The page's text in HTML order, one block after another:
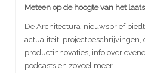
Meteen op de hoogte van het
De Architectura-nieuwsbrief
actualiteit, projectbeschrijvingen,
productinnovaties, info over
podcasts en zoveel meer.